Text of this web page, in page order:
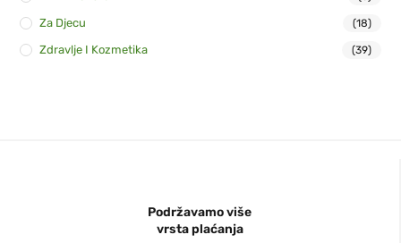
Za Djecu (18)
Zdravlje I Kozmetika (39)
Podržavamo više
vrsta plaćanja